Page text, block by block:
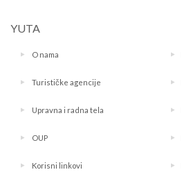
YUTA
O nama
Turističke agencije
Upravna i radna tela
OUP
Korisni linkovi